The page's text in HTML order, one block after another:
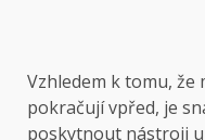
Vzhledem k tomu, že
pokračují vpřed, je
poskytnout nástroji